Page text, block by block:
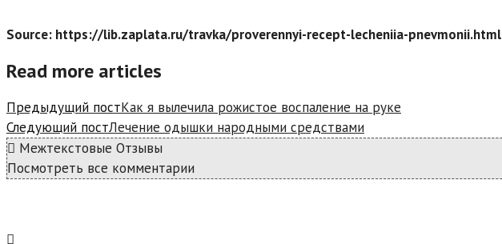
Source: https://lib.zaplata.ru/travka/proverennyi-recept-lecheniia-pnevmonii.html
Read more articles
Предыдущий постКак я вылечила рожистое воспаление на руке
Следующий постЛечение одышки народными средствами
Межтекстовые Отзывы
Посмотреть все комментарии